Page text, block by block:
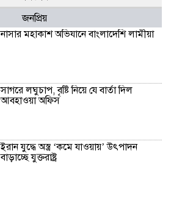
জনপ্রিয়
নাসার মহাকাশ অভিযানে বাংলাদেশি লামীয়া
সাগরে লঘুচাপ, বৃষ্টি নিয়ে যে বার্তা দিল
আবহাওয়া অফিস
ইরান যুদ্ধে অস্ত্র ‘কমে যাওয়ায়’ উৎপাদন
বাড়াচ্ছে যুক্তরাষ্ট্র